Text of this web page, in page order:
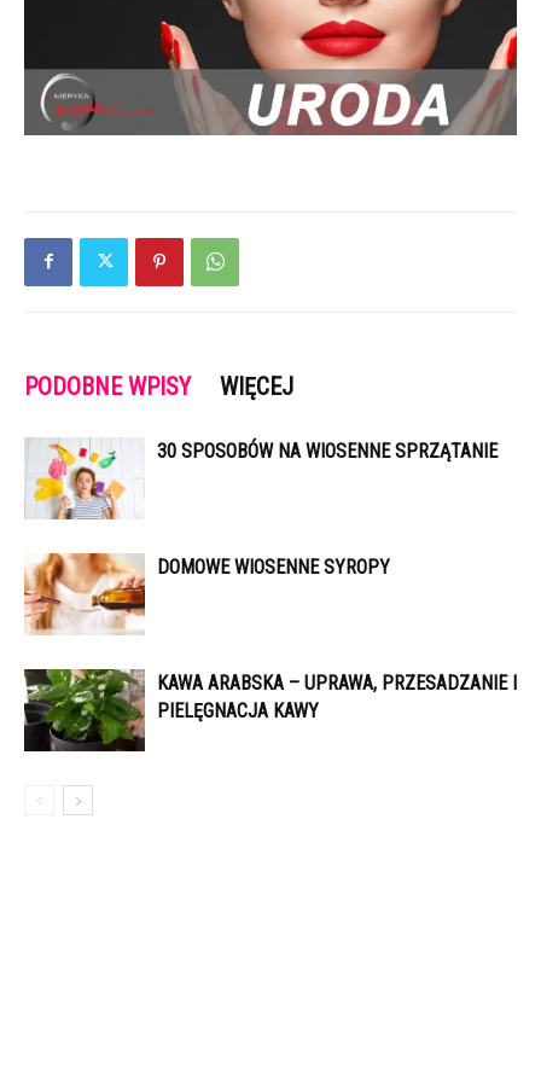
PODOBNE WPISY WIĘCEJ
30 SPOSOBÓW NA WIOSENNE SPRZĄTANIE
DOMOWE WIOSENNE SYROPY
KAWA ARABSKA – UPRAWA, PRZESADZANIE I
PIELĘGNACJA KAWY